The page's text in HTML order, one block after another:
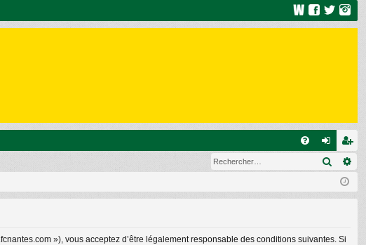
on ns
cri
»), vous acceptez d’être légalement responsable des conditions suivantes. Si